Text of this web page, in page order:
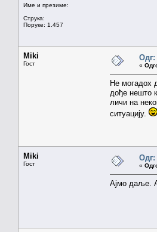
Име и презиме:
Струка:
Поруке: 1.457
Miki
Гост
Одг:
«
Не могадох
дође нешто
личи на
ситуацију.
Miki
Гост
Одг:
«
Ајмо даље.